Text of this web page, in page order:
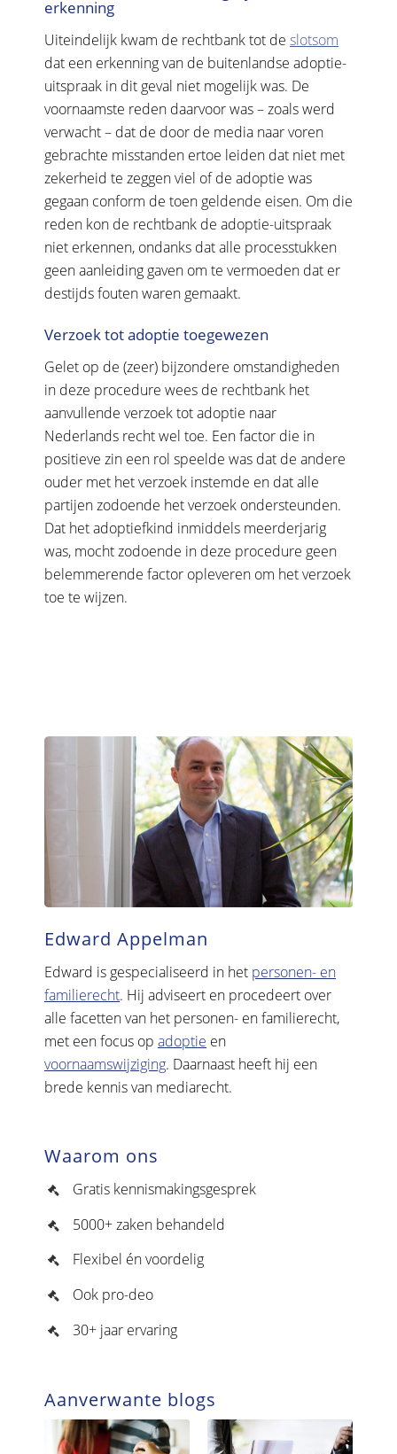
erkenning
Uiteindelijk kwam de rechtbank tot de slotsom
dat een erkenning van de buitenlandse adoptie-
uitspraak in dit geval niet mogelijk was. De
voornaamste reden daarvoor was – zoals werd
verwacht – dat de door de media naar voren
gebrachte misstanden ertoe leiden dat niet met
zekerheid te zeggen viel of de adoptie was
gegaan conform de toen geldende eisen. Om die
reden kon de rechtbank de adoptie-uitspraak
niet erkennen, ondanks dat alle processtukken
geen aanleiding gaven om te vermoeden dat er
destijds fouten waren gemaakt.
Verzoek tot adoptie toegewezen
Gelet op de (zeer) bijzondere omstandigheden
in deze procedure wees de rechtbank het
aanvullende verzoek tot adoptie naar
Nederlands recht wel toe. Een factor die in
positieve zin een rol speelde was dat de andere
ouder met het verzoek instemde en dat alle
partijen zodoende het verzoek ondersteunden.
Dat het adoptiefkind inmiddels meerderjarig
was, mocht zodoende in deze procedure geen
belemmerende factor opleveren om het verzoek
toe te wijzen.
Edward Appelman
Edward is gespecialiseerd in het personen- en
familierecht. Hij adviseert en procedeert over
alle facetten van het personen- en familierecht,
met een focus op adoptie en
voornaamswijziging. Daarnaast heeft hij een
brede kennis van mediarecht.
Waarom ons
Gratis kennismakingsgesprek
5000+ zaken behandeld
Flexibel én voordelig
Ook pro-deo
30+ jaar ervaring
Aanverwante blogs